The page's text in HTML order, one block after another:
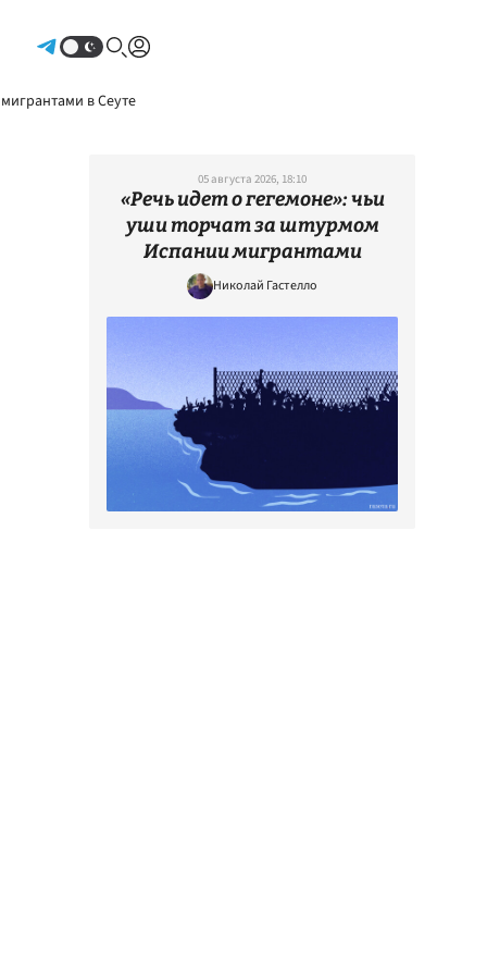
в Сеуте
05 августа 2026, 18:10
«Речь идет о гегемоне»: чьи
уши торчат за штурмом
Испании мигрантами
Николай Гастелло